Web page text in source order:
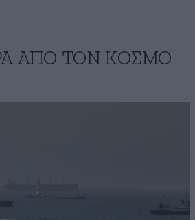
ΑΠΟ ΤΟΝ ΚΟΣΜΟ